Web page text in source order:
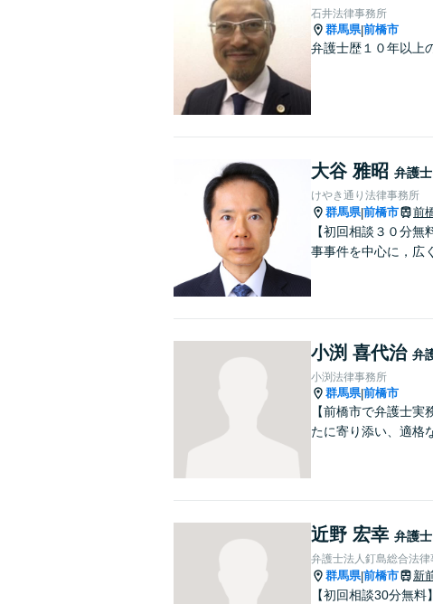
石井法律事務所
群馬県|前橋市
弁護士歴１０年以上
大谷 雅昭 弁護士
けやき通り法律事務所
群馬県|前橋市 前
【初回相談３０分
事事件を中心に，広
小渕 喜代治 弁
小渕法律事務所
群馬県|前橋市
【前橋市で弁護士
たに寄り添い、適格
近野 宏幸 弁護士
弁護士法人釘島総合法律
群馬県|前橋市 新
【初回相談30分無